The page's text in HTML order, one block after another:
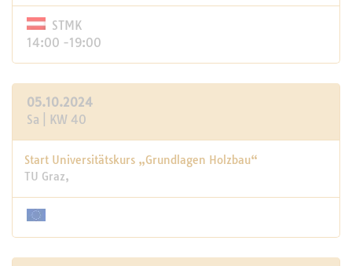
STMK
14:00 -19:00
05.10.2024
Sa | KW 40
Start Universitätskurs „Grundlagen Holzbau“
TU Graz,